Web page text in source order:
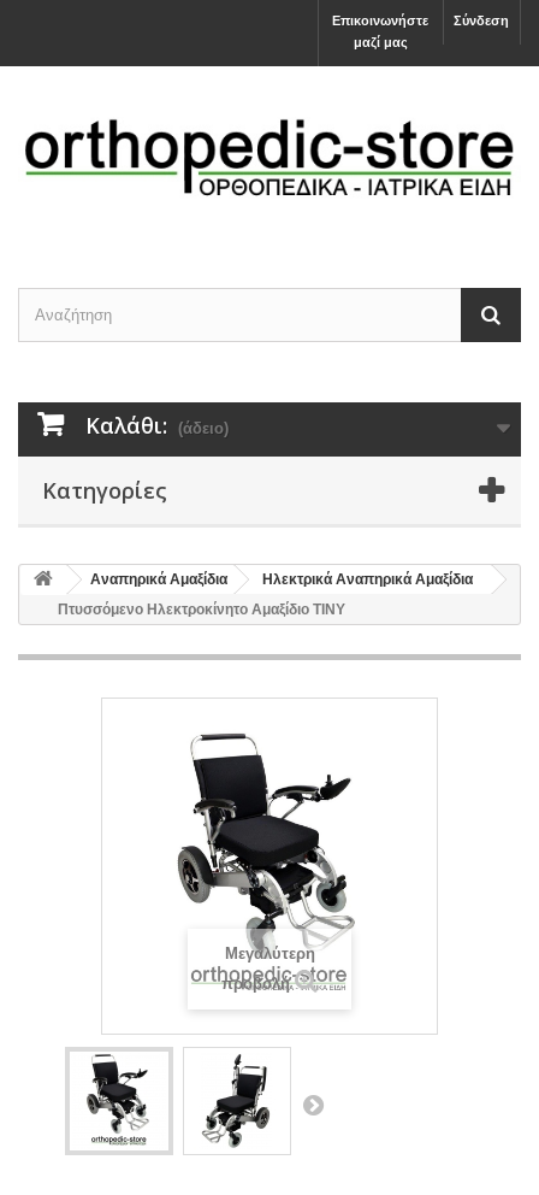
Σύνδεση
Επικοινωνήστε
μαζί μας
Καλάθι: (άδειο)
Κατηγορίες
Αναπηρικά Αμαξίδια
Ηλεκτρικά Αναπηρικά Αμαξίδια
Πτυσσόμενο Ηλεκτροκίνητο Αμαξίδιο TINY
Μεγαλύτερη
προβολή